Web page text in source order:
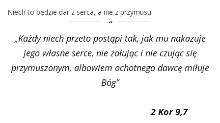
Niech to będzie dar z serca, a nie z przymusu.
„Każdy niech przeto postąpi tak, jak mu nakazuje
jego własne serce, nie żałując i nie czując się
przymuszonym, albowiem ochotnego dawcę miłuje
Bóg”
2 Kor 9,7